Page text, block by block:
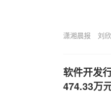
潇湘晨报 刘欣
软件开发
474.33万